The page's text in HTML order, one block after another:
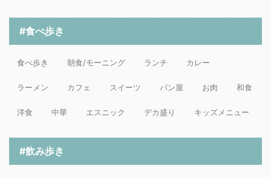
#食べ歩き
食べ歩き 朝食/モーニング ランチ カレー
ラーメン カフェ スイーツ パン屋 お肉 和食
洋食 中華 エスニック デカ盛り キッズメニュー
#飲み歩き